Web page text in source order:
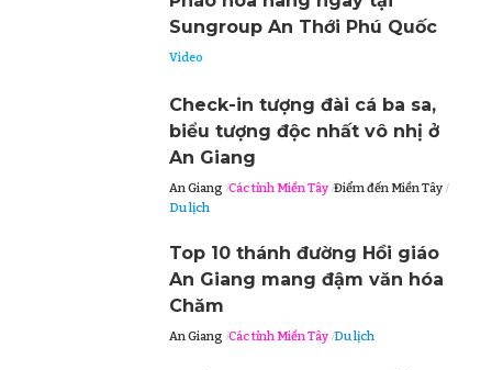
Sungroup An Thới Phú Quốc
Video
Check-in tượng đài cá ba sa,
biểu tượng độc nhất vô nhị ở
An Giang
An Giang Các tỉnh Miền Tây Điểm đến Miền Tây
Du lịch
Top 10 thánh đường Hồi giáo
An Giang mang đậm văn hóa
Chăm
An Giang Các tỉnh Miền Tây Du lịch